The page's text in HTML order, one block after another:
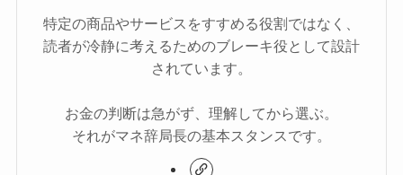
特定の商品やサービスをすすめる役割ではなく、
読者が冷静に考えるためのブレーキ役として設計
されています。
お金の判断は急がず、理解してから選ぶ。
それがマネ辞局長の基本スタンスです。